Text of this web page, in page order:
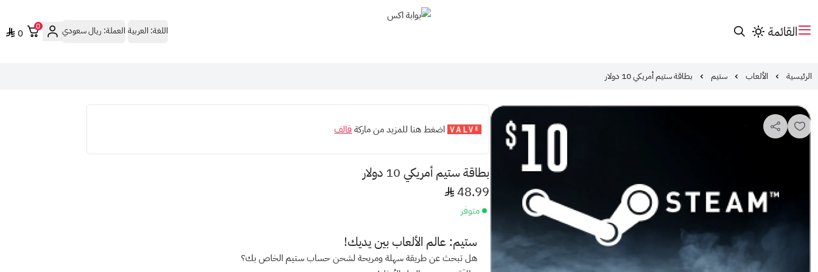
القائمة اللغة: العربية العملة:ريال سعودي 0
0
الرئيسية الألعاب ستيم بطاقة ستيم أمريكي 10 دولار
اضغط هنا للمزيد من ماركة فالف
بطاقة ستيم أمريكي 10 دولار
48.99
متوفر
ستيم: عالم الألعاب بين يديك!
هل تبحث عن طريقة سهلة ومريحة لشحن حساب ستيم الخاص بك؟